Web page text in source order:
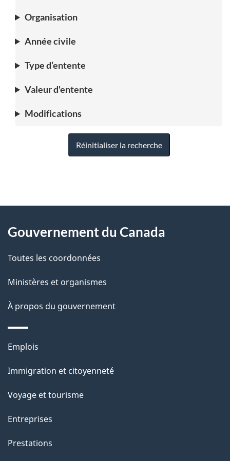
Organisation
Année civile
Type d’entente
Valeur d'entente
Modifications
Réinitialiser la recherche
D
t
a
l
s
l
a
a
g
"
propos
ce
site
Gouvernement du Canada
Toutes les coordonnées
Ministères et organismes
À propos du gouvernement
Thèmes
sujets
Emplois
Immigration et citoyenneté
Voyage et tourisme
Entreprises
Prestations